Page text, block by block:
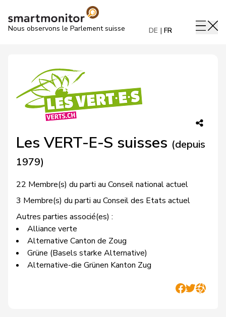
Nous observons le Parlement suisse DE FR
Les VERT-E-S suisses (depuis
1979)
22 Membre(s) du parti au Conseil national actuel
3 Membre(s) du parti au Conseil des Etats actuel
Autres parties associé(es) :
Alliance verte
Alternative Canton de Zoug
Grüne (Basels starke Alternative)
Alternative-die Grünen Kanton Zug